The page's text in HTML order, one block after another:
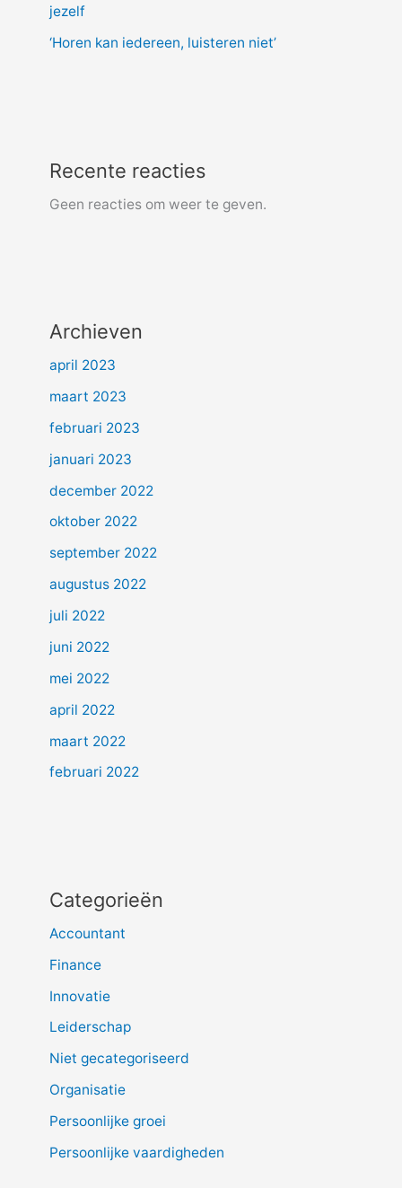
jezelf
‘Horen kan iedereen, luisteren niet’
Recente reacties
Geen reacties om weer te geven.
Archieven
april 2023
maart 2023
februari 2023
januari 2023
december 2022
oktober 2022
september 2022
augustus 2022
juli 2022
juni 2022
mei 2022
april 2022
maart 2022
februari 2022
Categorieën
Accountant
Finance
Innovatie
Leiderschap
Niet gecategoriseerd
Organisatie
Persoonlijke groei
Persoonlijke vaardigheden